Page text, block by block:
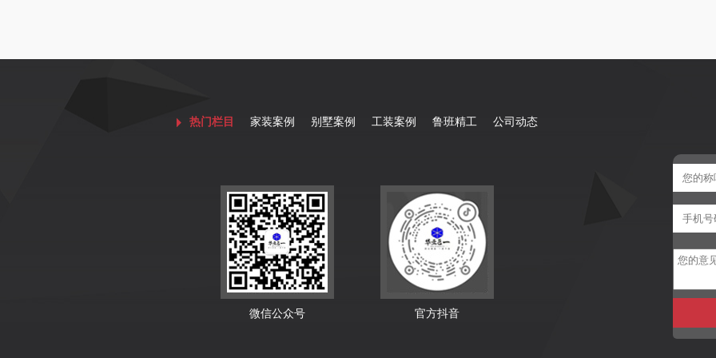
热门栏目 家装案例 别墅案例 工装案例 鲁班精工 公司动态
微信公众号 官方抖音